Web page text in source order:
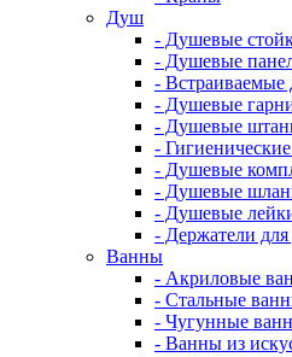
Душ
- Душевые
- Душевые
- Встраиваемые
- Душевые
- Душевые
-
- Душевые
- Душевые
- Душевые
- Держатели
Ванны
- Акриловые
- Стальные
- Чугунные
- Ванны из